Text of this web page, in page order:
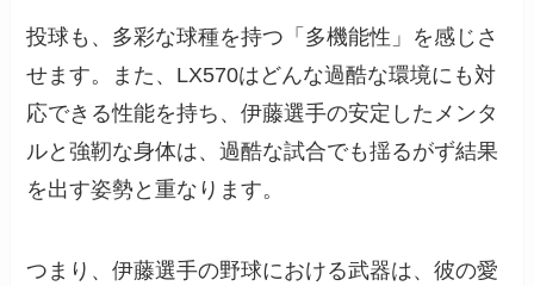
投球も、多彩な球種を持つ「多機能性」を感じさ
せます。また、LX570はどんな過酷な環境にも対
応できる性能を持ち、伊藤選手の安定したメンタ
ルと強靭な身体は、過酷な試合でも揺るがず結果
を出す姿勢と重なります。
つまり、伊藤選手の野球における武器は、彼の愛